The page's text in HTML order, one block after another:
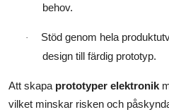
behov.
·
Stöd genom hela
design till färdig prototyp.
Att skapa prototyper elektronik
vilket minskar risken och